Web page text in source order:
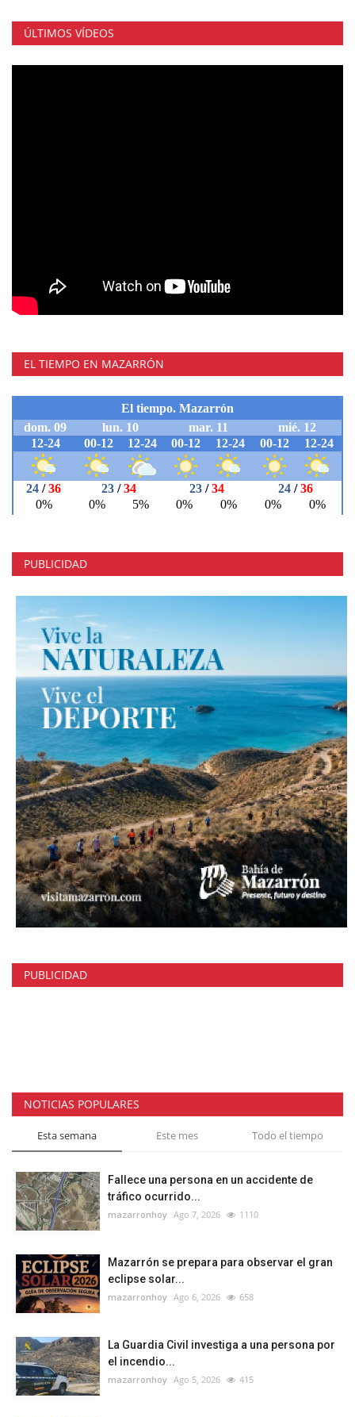
ÚLTIMOS VÍDEOS
EL TIEMPO EN MAZARRÓN
PUBLICIDAD
PUBLICIDAD
NOTICIAS POPULARES
Esta semana Este mes Todo el tiempo
Fallece una persona en un accidente de
tráfico ocurrido...
mazarronhoy Ago 7, 2026 1110
Mazarrón se prepara para observar el gran
eclipse solar...
mazarronhoy Ago 6, 2026 658
La Guardia Civil investiga a una persona por
el incendio...
mazarronhoy Ago 5, 2026 415